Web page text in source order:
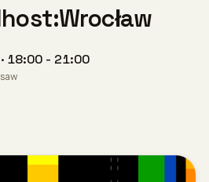
18:00 - 21:00